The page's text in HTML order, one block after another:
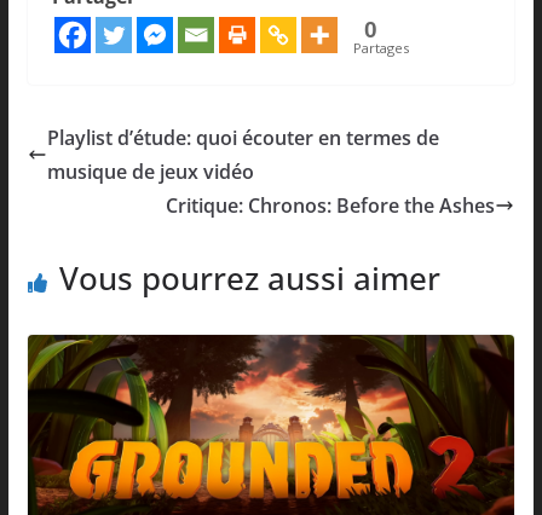
0
Partages
Playlist d’étude: quoi écouter en termes de
musique de jeux vidéo
Critique: Chronos: Before the Ashes
Vous pourrez aussi aimer